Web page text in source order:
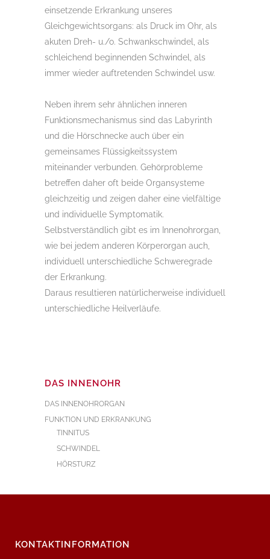
einsetzende Erkrankung unseres
Gleichgewichtsorgans: als Druck im Ohr, als
akuten Dreh- u./o. Schwankschwindel, als
schleichend beginnenden Schwindel, als
immer wieder auftretenden Schwindel usw.
Neben ihrem sehr ähnlichen inneren
Funktionsmechanismus sind das Labyrinth
und die Hörschnecke auch über ein
gemeinsames Flüssigkeitssystem
miteinander verbunden. Gehörprobleme
betreffen daher oft beide Organsysteme
gleichzeitig und zeigen daher eine vielfältige
und individuelle Symptomatik.
Selbstverständlich gibt es im Innenohrorgan,
wie bei jedem anderen Körperorgan auch,
individuell unterschiedliche Schweregrade
der Erkrankung.
Daraus resultieren natürlicherweise individuell
unterschiedliche Heilverläufe.
DAS INNENOHR
DAS INNENOHRORGAN
FUNKTION UND ERKRANKUNG
TINNITUS
SCHWINDEL
HÖRSTURZ
KONTAKTINFORMATION